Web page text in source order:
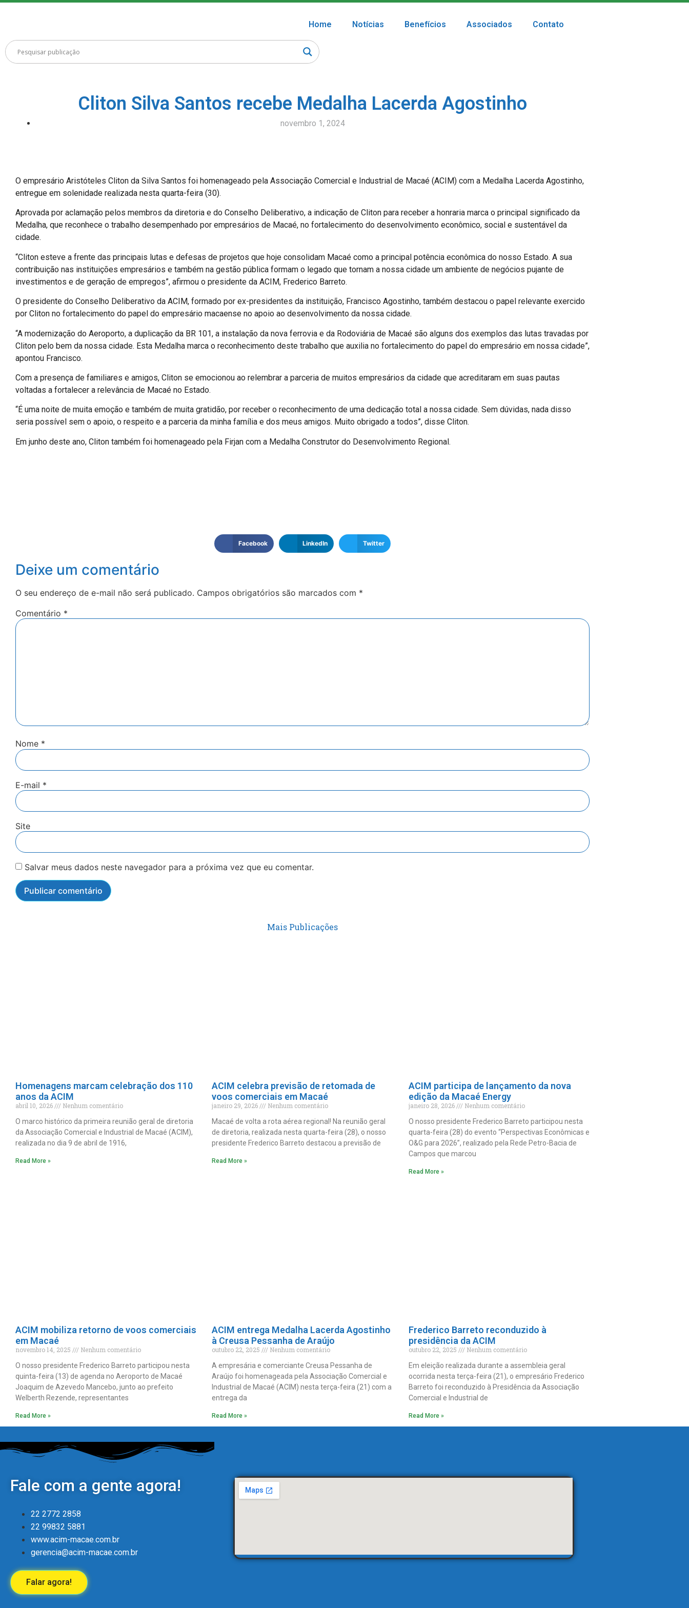
Home Notícias Benefícios Associados Contato
Cliton Silva Santos recebe Medalha Lacerda Agostinho
novembro 1, 2024
O empresário Aristóteles Cliton da Silva Santos foi homenageado pela Associação Comercial e Industrial de Macaé (ACIM) com a Medalha Lacerda Agostinho,
entregue em solenidade realizada nesta quarta-feira (30).
Aprovada por aclamação pelos membros da diretoria e do Conselho Deliberativo, a indicação de Cliton para receber a honraria marca o principal significado da
Medalha, que reconhece o trabalho desempenhado por empresários de Macaé, no fortalecimento do desenvolvimento econômico, social e sustentável da
cidade.
“Cliton esteve a frente das principais lutas e defesas de projetos que hoje consolidam Macaé como a principal potência econômica do nosso Estado. A sua
contribuição nas instituições empresários e também na gestão pública formam o legado que tornam a nossa cidade um ambiente de negócios pujante de
investimentos e de geração de empregos”, afirmou o presidente da ACIM, Frederico Barreto.
O presidente do Conselho Deliberativo da ACIM, formado por ex-presidentes da instituição, Francisco Agostinho, também destacou o papel relevante exercido
por Cliton no fortalecimento do papel do empresário macaense no apoio ao desenvolvimento da nossa cidade.
“A modernização do Aeroporto, a duplicação da BR 101, a instalação da nova ferrovia e da Rodoviária de Macaé são alguns dos exemplos das lutas travadas por
Cliton pelo bem da nossa cidade. Esta Medalha marca o reconhecimento deste trabalho que auxilia no fortalecimento do papel do empresário em nossa cidade”,
apontou Francisco.
Com a presença de familiares e amigos, Cliton se emocionou ao relembrar a parceria de muitos empresários da cidade que acreditaram em suas pautas
voltadas a fortalecer a relevância de Macaé no Estado.
“É uma noite de muita emoção e também de muita gratidão, por receber o reconhecimento de uma dedicação total a nossa cidade. Sem dúvidas, nada disso
seria possível sem o apoio, o respeito e a parceria da minha família e dos meus amigos. Muito obrigado a todos”, disse Cliton.
Em junho deste ano, Cliton também foi homenageado pela Firjan com a Medalha Construtor do Desenvolvimento Regional.
Facebook LinkedIn Twitter
Deixe um comentário
O seu endereço de e-mail não será publicado. Campos obrigatórios são marcados com *
Comentário *
Nome *
E-mail *
Site
Salvar meus dados neste navegador para a próxima vez que eu comentar.
Mais Publicações
Homenagens marcam celebração dos 110
anos da ACIM
abril 10, 2026
Nenhum comentário
O marco histórico da primeira reunião geral de diretoria
da Associação Comercial e Industrial de Macaé (ACIM),
realizada no dia 9 de abril de 1916,
Read More »
ACIM celebra previsão de retomada de
voos comerciais em Macaé
janeiro 29, 2026
Nenhum comentário
Macaé de volta a rota aérea regional! Na reunião geral
de diretoria, realizada nesta quarta-feira (28), o nosso
presidente Frederico Barreto destacou a previsão de
Read More »
ACIM participa de lançamento da nova
edição da Macaé Energy
janeiro 28, 2026
Nenhum comentário
O nosso presidente Frederico Barreto participou nesta
quarta-feira (28) do evento “Perspectivas Econômicas e
O&G para 2026”, realizado pela Rede Petro-Bacia de
Campos que marcou
Read More »
ACIM mobiliza retorno de voos comerciais
em Macaé
novembro 14, 2025
Nenhum comentário
O nosso presidente Frederico Barreto participou nesta
quinta-feira (13) de agenda no Aeroporto de Macaé
Joaquim de Azevedo Mancebo, junto ao prefeito
Welberth Rezende, representantes
Read More »
ACIM entrega Medalha Lacerda Agostinho
à Creusa Pessanha de Araújo
outubro 22, 2025
Nenhum comentário
A empresária e comerciante Creusa Pessanha de
Araújo foi homenageada pela Associação Comercial e
Industrial de Macaé (ACIM) nesta terça-feira (21) com a
entrega da
Read More »
Frederico Barreto reconduzido à
presidência da ACIM
outubro 22, 2025
Nenhum comentário
Em eleição realizada durante a assembleia geral
ocorrida nesta terça-feira (21), o empresário Frederico
Barreto foi reconduzido à Presidência da Associação
Comercial e Industrial de
Read More »
Fale com a gente agora!
22 2772 2858
22 99832 5881
www.acim-macae.com.br
gerencia@acim-macae.com.br
Falar agora!